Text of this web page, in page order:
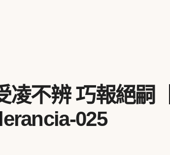
凌不辨 巧報絕嗣
025